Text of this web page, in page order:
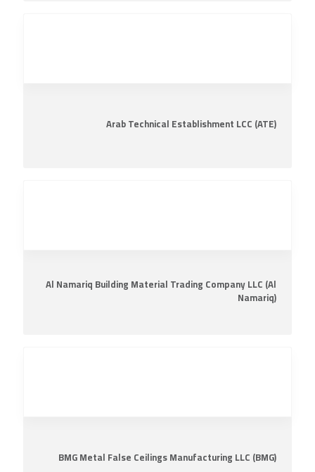
Arab Technical Establishment LCC (ATE)
Al Namariq Building Material Trading Company LLC (Al
Namariq)
BMG Metal False Ceilings Manufacturing LLC (BMG)